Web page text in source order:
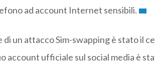
ad account Internet sensibili.
un attacco Sim-swapping è stato il
account ufficiale sul social media è